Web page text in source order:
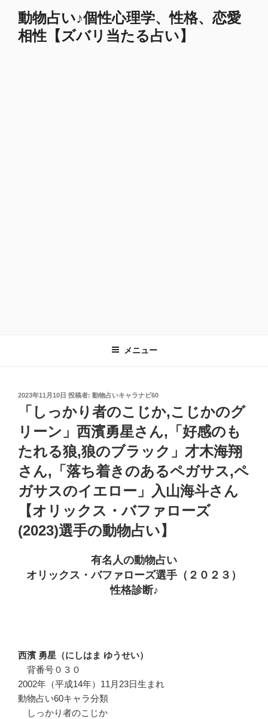
動物占い♪個性心理学、性格、恋愛
相性【ズバリ当たる占い】
メニュー
投
2023年11月10日 投稿者: 動物占いキャラナビ60
「しっかり者のこじか,こじかのグ
リーン」西濱勇星さん,「好感のも
たれる狼,狼のブラック」才木海翔
さん,「落ち着きのあるペガサス,ペ
ガサスのイエロー」入山海斗さん
【オリックス・バファローズ
(2023)選手の動物占い】
有名人の動物占い
オリックス・バファローズ選手（２０２３）
性格診断♪
西濱 勇星（にしはま ゆうせい）
背番号０３０
2002年（平成14年）11月23日生まれ
動物占い60キャラ分類
しっかり者のこじか